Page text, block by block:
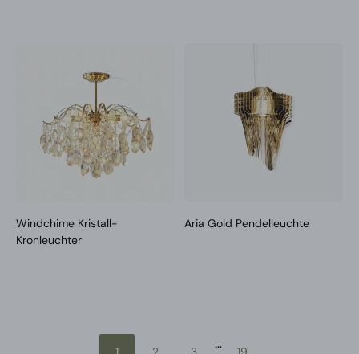
Windchime Kristall-
Kronleuchter
Aria Gold Pendelleuchte
…